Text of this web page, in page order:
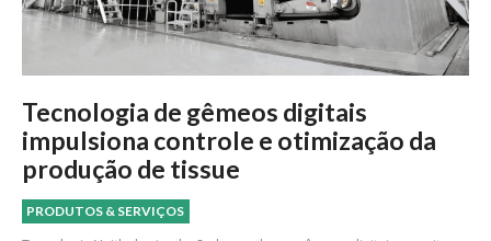
Tecnologia de gêmeos digitais
impulsiona controle e otimização da
produção de tissue
PRODUTOS & SERVIÇOS